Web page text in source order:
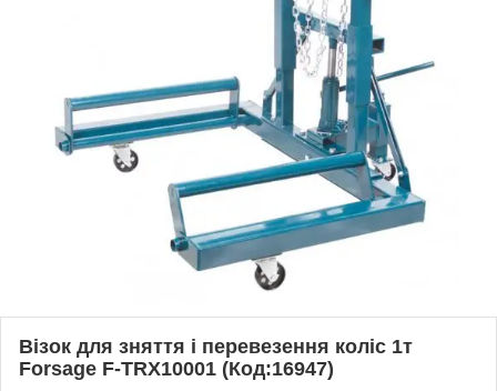
Візок для зняття і перевезення коліс 1т
Forsage F-TRX10001 (Код:16947)